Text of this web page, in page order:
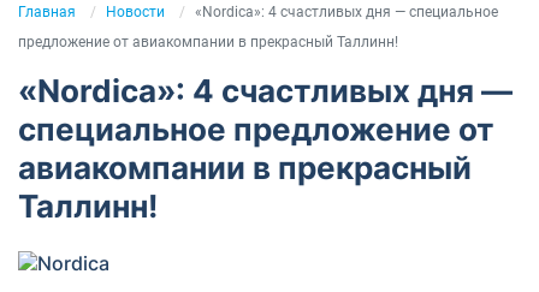
Главная Новости
«Nordica»: 4 счастливых дня — специальное
предложение от авиакомпании в прекрасный Таллинн!
«Nordica»: 4 счастливых дня —
специальное предложение от
авиакомпании в прекрасный
Таллинн!